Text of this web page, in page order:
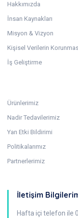
Hakkımızda
İnsan Kaynakları
Misyon & Vizyon
Kişisel Verilerin
İş Geliştirme
Ürünlerimiz
Nadir Tedavilerimiz
Yan Etki Bildirimi
Politikalarımız
Partnerlerimiz
İletişim
Hafta içi telefon ile